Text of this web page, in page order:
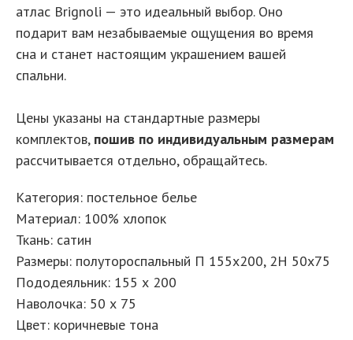
атлас Brignoli — это идеальный выбор. Оно
подарит вам незабываемые ощущения во время
сна и станет настоящим украшением вашей
спальни.
Цены указаны на стандартные размеры
комплектов, пошив по индивидуальным размерам
рассчитывается отдельно, обращайтесь.
Категория: постельное белье
Материал: 100% хлопок
Ткань: сатин
Размеры: полутороспальный П 155х200, 2Н 50х75
Пододеяльник: 155 х 200
Наволочка: 50 х 75
Цвет: коричневые тона